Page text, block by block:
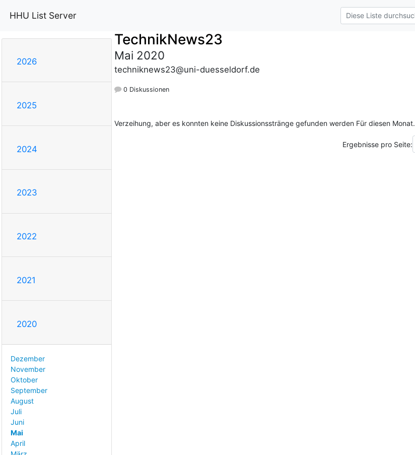
HHU List Server
2026
2025
2024
2023
2022
2021
2020
Dezember
November
Oktober
September
August
Juli
Juni
Mai
April
TechnikNews23
Mai 2020
techniknews23@uni-duesseldorf.de
0 Diskussionen
Verzeihung, aber es konnten keine Diskussionsstränge gefunden werden Für diesen Monat.
Ergebnisse pro Seite: